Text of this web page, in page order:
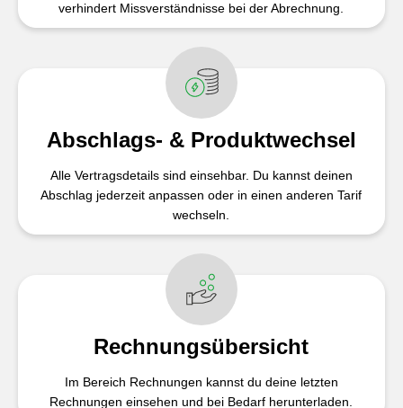
verhindert Missverständnisse bei der Abrechnung.
Abschlags- & Produktwechsel
Alle Vertragsdetails sind einsehbar. Du kannst deinen
Abschlag jederzeit anpassen oder in einen anderen Tarif
wechseln.
Rechnungsübersicht
Im Bereich Rechnungen kannst du deine letzten
Rechnungen einsehen und bei Bedarf herunterladen.